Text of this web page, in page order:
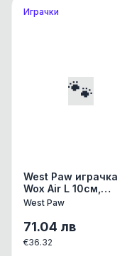
Играчки
🐾
West Paw играчка
Wox Air L 10см,
червено
West Paw
71.04 лв
€36.32